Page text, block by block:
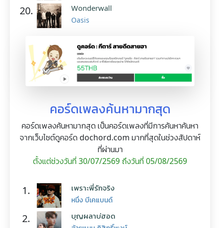
20. Wonderwall
Oasis
คอร์ดเพลงค้นหามากสุด
คอร์ดเพลงค้นหามากสุด เป็นคอร์ดเพลงที่มีการค้นหาค้นหา
จากเว็บไซต์ดูคอร์ด dochord.com มากที่สุดในช่วงสัปดาห์
ที่ผ่านมา
ตั้งแต่ช่วงวันที่ 30/07/2569 ถึงวันที่ 05/08/2569
1. เพราะพี่รักจริง
หนึ่ง บีเคแบนด์
2. บุญผลาบ่ฮอด